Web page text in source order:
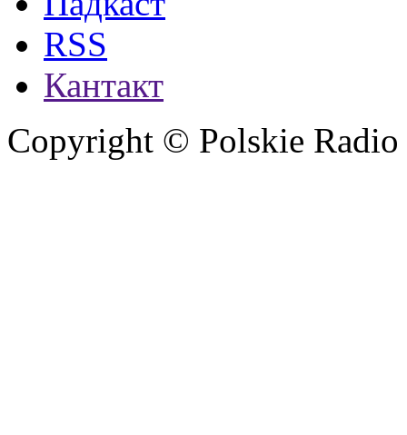
RSS
Кантакт
Copyright © Polskie